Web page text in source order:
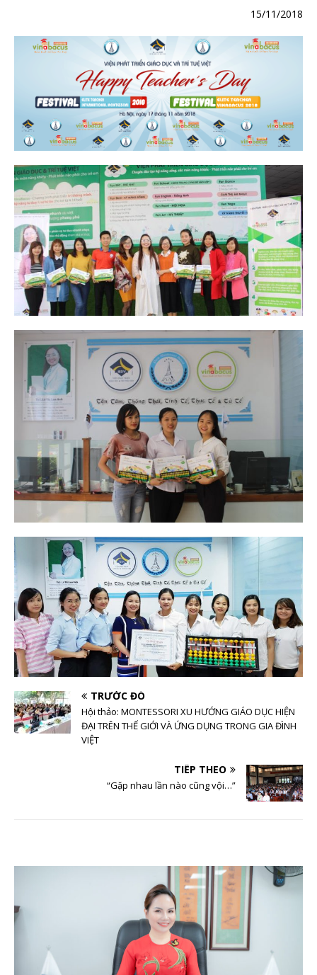
15/11/2018
TRƯỚC ĐÓ
Hội thảo: MONTESSORI XU HƯỚNG GIÁO DỤC HIỆN
ĐẠI TRÊN THẾ GIỚI VÀ ỨNG DỤNG TRONG GIA ĐÌNH
VIỆT
TIẾP THEO
“Gặp nhau lần nào cũng vội…”